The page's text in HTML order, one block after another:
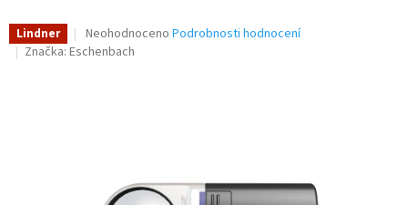
Lindner
Průměrné
hodnocení
Neohodnoceno Podrobnosti hodnocení
Značka: Eschenbach